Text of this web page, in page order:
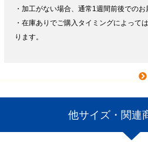
・加工がない場合、通常1週間前後でのお
・在庫ありでご購入タイミングによって
ります。
他サイズ・関連